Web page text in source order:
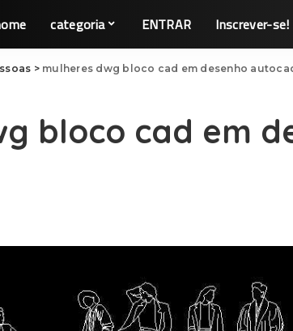
categoria ENTRAR Inscrever-se!
> mulheres dwg bloco cad em desenho
bloco cad em